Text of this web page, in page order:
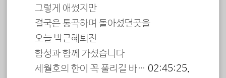
그렇게 애썼지만
결국은 통곡하며 돌아섰던곳을
오늘 박근혜퇴진
함성과 함께 가셨습니다
세월호의 한이 꼭 풀리길 바… 02:45:25,